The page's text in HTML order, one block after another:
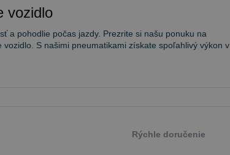
vozidlo
a pohodlie počas jazdy. Prezrite si našu ponuku na
S našimi pneumatikami získate spoľahlivý výkon v
Rýchle doručenie